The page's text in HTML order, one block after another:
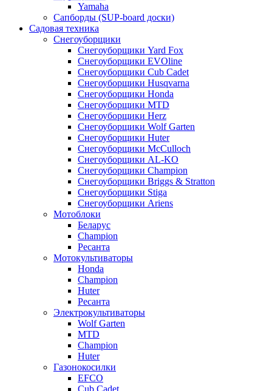
Yamaha
Сапборды (SUP-board доски)
Садовая техника
Снегоуборщики
Снегоуборщики Yard Fox
Снегоуборщики EVOline
Снегоуборщики Cub Cadet
Снегоуборщики Husqvarna
Снегоуборщики Honda
Снегоуборщики MTD
Снегоуборщики Herz
Снегоуборщики Wolf Garten
Снегоуборщики Huter
Снегоуборщики McCulloch
Снегоуборщики AL-KO
Снегоуборщики Champion
Снегоуборщики Briggs & Stratton
Снегоуборщики Stiga
Снегоуборщики Ariens
Мотоблоки
Беларус
Champion
Ресанта
Мотокультиваторы
Honda
Champion
Huter
Ресанта
Электрокультиваторы
Wolf Garten
MTD
Champion
Huter
Газонокосилки
EFCO
Cub Cadet